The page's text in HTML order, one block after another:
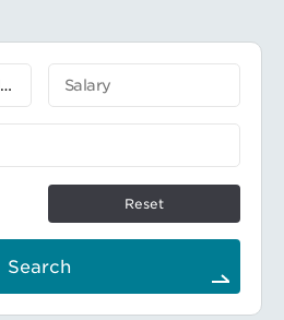
できる
会議所 (ACCJ) などの外部/内部利害
と協力して、当社に関連し、直接的、
に影響を与えるプロジェクトやプログ
参画し、実行する。
門、ヘルスケアエコノクスチーム、グ
協力して調査し、課題解決に向けてソ
ションを計画し、協議し、実行する。
還に関連する業務の知識習得とHCEチ
の協業による当社製品の価格戦略に関
動向や政治議論の動向を調査し、政策
作成に関与する。 ステークホルダーへ
Search
Reset